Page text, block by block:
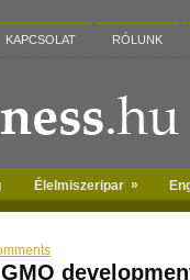
KAPCSOLAT RÓLUNK
Élelmiszeripar »